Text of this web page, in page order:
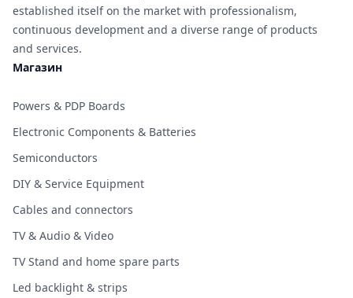
established itself on the market with professionalism,
continuous development and a diverse range of products
and services.
Магазин
Powers & PDP Boards
Electronic Components & Batteries
Semiconductors
DIY & Service Equipment
Cables and connectors
TV & Audio & Video
TV Stand and home spare parts
Led backlight & strips